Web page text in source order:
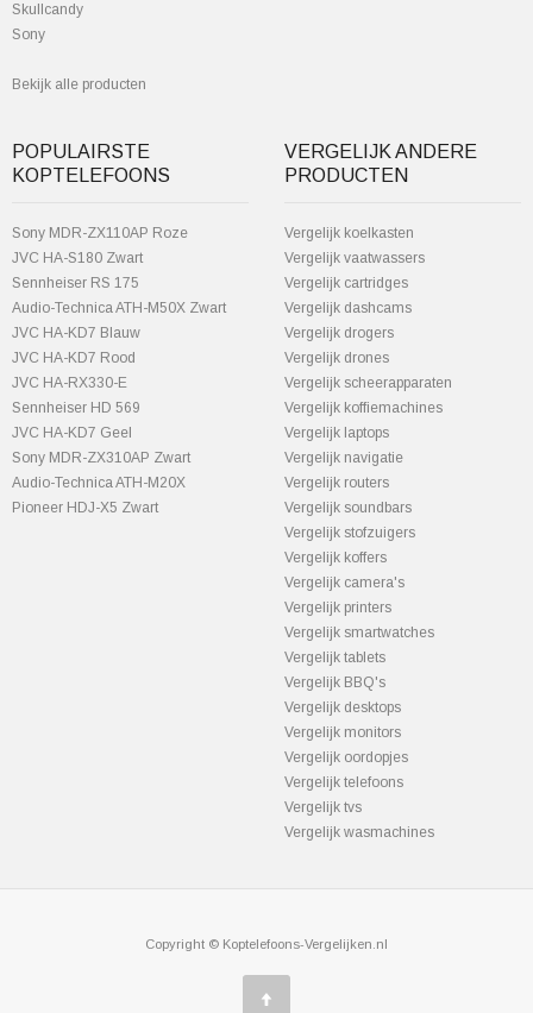
Skullcandy
Sony
Bekijk alle producten
POPULAIRSTE
KOPTELEFOONS
Sony MDR-ZX110AP Roze
JVC HA-S180 Zwart
Sennheiser RS 175
Audio-Technica ATH-M50X Zwart
JVC HA-KD7 Blauw
JVC HA-KD7 Rood
JVC HA-RX330-E
Sennheiser HD 569
JVC HA-KD7 Geel
Sony MDR-ZX310AP Zwart
Audio-Technica ATH-M20X
Pioneer HDJ-X5 Zwart
VERGELIJK ANDERE
PRODUCTEN
Vergelijk koelkasten
Vergelijk vaatwassers
Vergelijk cartridges
Vergelijk dashcams
Vergelijk drogers
Vergelijk drones
Vergelijk scheerapparaten
Vergelijk koffiemachines
Vergelijk laptops
Vergelijk navigatie
Vergelijk routers
Vergelijk soundbars
Vergelijk stofzuigers
Vergelijk koffers
Vergelijk camera's
Vergelijk printers
Vergelijk smartwatches
Vergelijk tablets
Vergelijk BBQ's
Vergelijk desktops
Vergelijk monitors
Vergelijk oordopjes
Vergelijk telefoons
Vergelijk tvs
Vergelijk wasmachines
Copyright © Koptelefoons-Vergelijken.nl